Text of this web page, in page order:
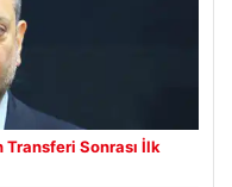
Transferi Sonrası İlk